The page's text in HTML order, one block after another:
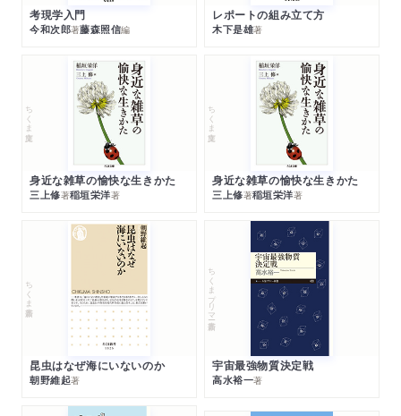
考現学入門
今和次郎著藤森照信編
レポートの組み立て方
木下是雄著
ちくま文庫
身近な雑草の愉快な生きかた
三上修著稲垣栄洋著
ちくま文庫
身近な雑草の愉快な生きかた
三上修著稲垣栄洋著
ちくま新書
昆虫はなぜ海にいないのか
朝野維起著
ちくまプリマー新書
宇宙最強物質決定戦
高水裕一著